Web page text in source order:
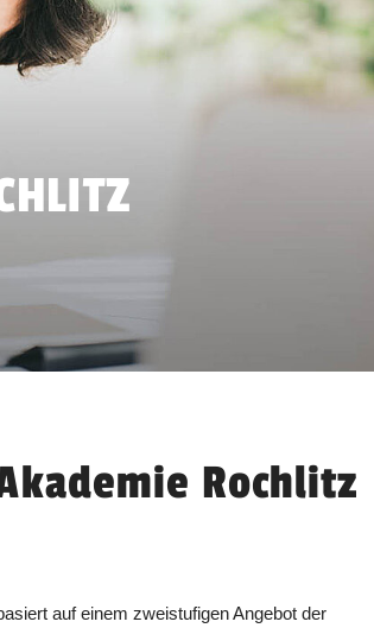
Rochlitz
auf einem zweistufigen Angebot der